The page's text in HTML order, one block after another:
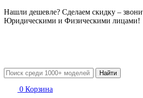
Нашли дешевле? Сделаем скидку –
Юридическими и Физическими лицами!
Найти
0 Корзина